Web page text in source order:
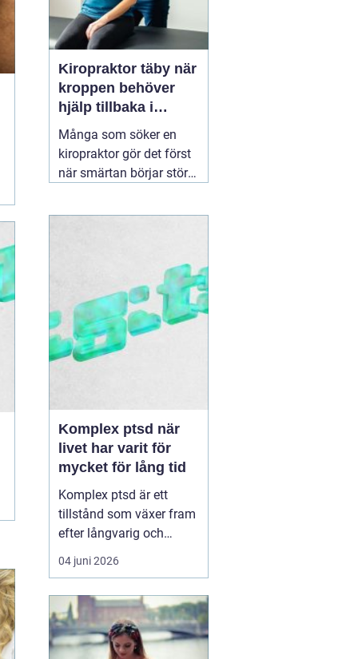
Kiropraktor täby när
kroppen behöver
hjälp tillbaka i
balans
Många som söker en
kiropraktor gör det först
när smärtan börjar störa
Ryggont, stel nacke eller
som att jobba, sova eller
träna betydligt svårare.
För den som letar efter
en 30 juni 2026
Komplex ptsd när
livet har varit för
mycket för lång tid
Komplex ptsd är ett
tillstånd som växer fram
efter långvarig och
upprepad utsatthet, ofta
i relationer som skulle
känner sig förvirrade,
skamsna eller svaga när
kropp och psyke
04 juni 2026